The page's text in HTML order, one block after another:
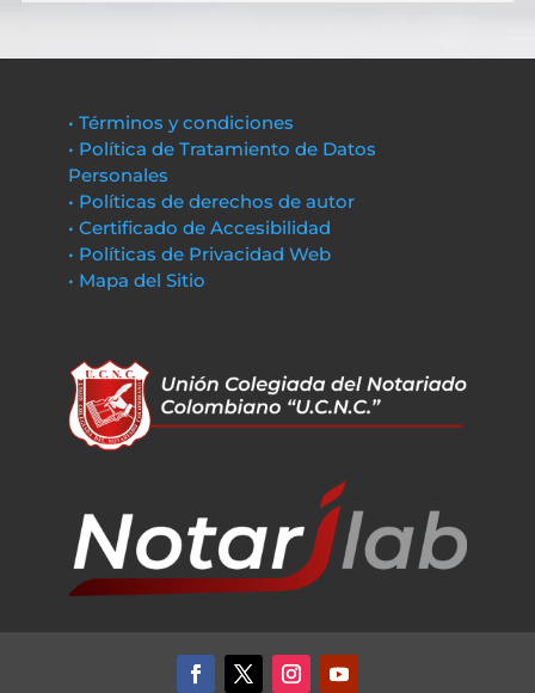
• Términos y condiciones
• Política de Tratamiento de Datos
Personales
• Políticas de derechos de autor
• Certificado de Accesibilidad
• Políticas de Privacidad Web
• Mapa del Sitio